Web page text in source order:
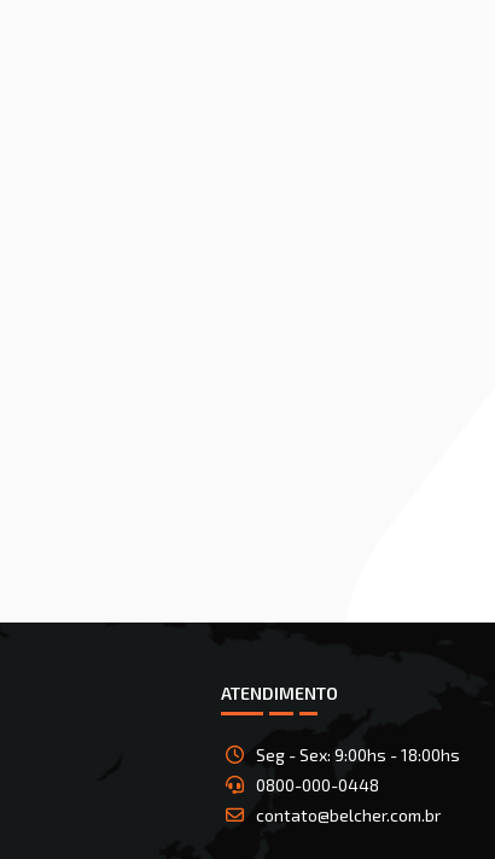
ATENDIMENTO
Seg - Sex: 9:00hs - 18:00hs
0800-000-0448
contato@belcher.com.br